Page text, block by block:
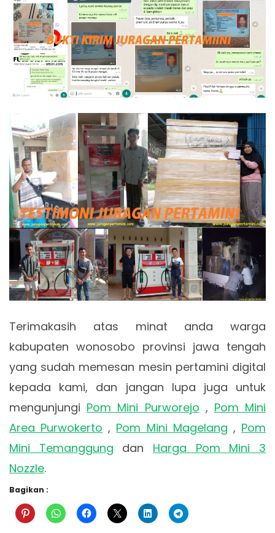
Terimakasih atas minat anda warga
kabupaten wonosobo provinsi jawa tengah
yang sudah memesan mesin pertamini digital
kepada kami, dan jangan lupa juga untuk
mengunjungi Pom Mini Purworejo , Pom Mini
Area Purwokerto , Pom Mini Magelang , Pom
Mini Temanggung dan Harga Pom Mini 3
Nozzle.
Bagikan :